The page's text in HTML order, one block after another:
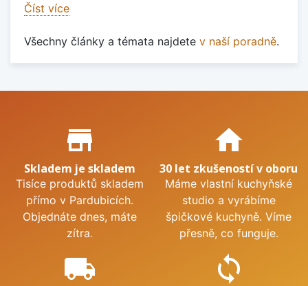
Číst více
Všechny články a témata najdete v naší poradně.
Proč nakupovat u nás?
store_mall_directory
Skladem je skladem
Tisíce produktů skladem
přímo v Pardubicích.
Objednáte dnes, máte
zítra.
home
30 let zkušeností v oboru
Máme vlastní kuchyňské
studio a vyrábíme
špičkové kuchyně. Víme
přesně, co funguje.
local_shipping sync